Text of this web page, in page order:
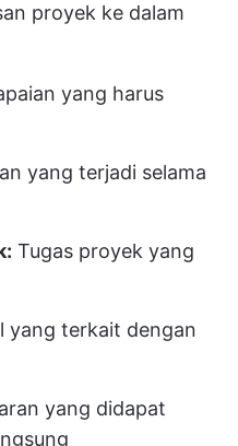
proyek ke dalam
yang harus
yang terjadi selama
Tugas proyek yang
yang terkait dengan
yang didapat